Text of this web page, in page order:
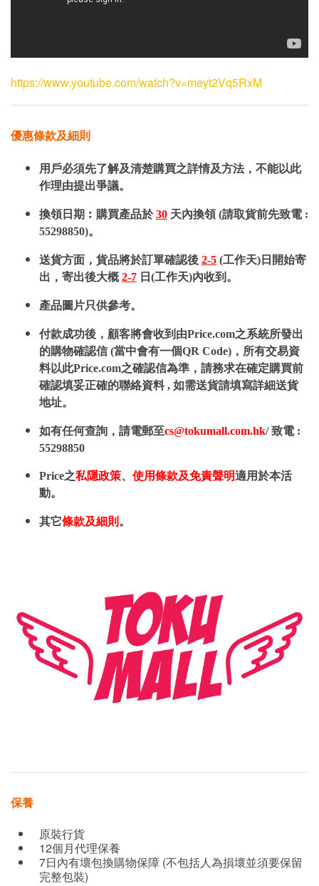
https://www.youtube.com/watch?v=meyt2Vq5RxM
優惠條款及細則
用戶必須先了解及清楚購買之詳情及方法，不能以此
作理由提出爭議。
換領日期︰購買產品於30 天內換領 (請取貨前先致電 :
55298850)。
送貨方面，貨品將於訂單確認後 2-5 (工作天)日開始寄
出，寄出後大概2-7 日(工作天)內收到。
產品圖片只供參考。
付款成功後，顧客將會收到由Price.com之系統所發出
的購物確認信 (當中會有一個QR Code)，所有交易資
料以此Price.com之確認信為準，請務求在確定購買前
確認填妥正確的聯絡資料 , 如需送貨請填寫詳細送貨
地址。
如有任何查詢，請電郵至cs@tokumall.com.hk/ 致電 :
55298850
Price之私隱政策、 使用條款及免責聲明適用於本活
動。
其它條款及細則 。
保養
原裝行貨
12個月代理保養
7日內有壞包換購物保障 (不包括人為損壞並須要保留
完整包裝)